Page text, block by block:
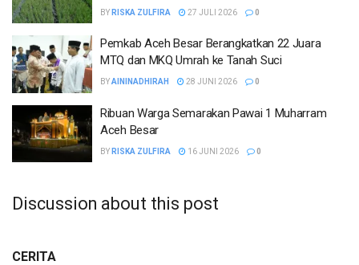
BY RISKA ZULFIRA 27 JULI 2026 0
Pemkab Aceh Besar Berangkatkan 22 Juara
MTQ dan MKQ Umrah ke Tanah Suci
BYAININADHIRAH 28 JUNI 2026 0
Ribuan Warga Semarakan Pawai 1 Muharram
Aceh Besar
BY RISKA ZULFIRA 16 JUNI 2026 0
Discussion about this post
CERITA